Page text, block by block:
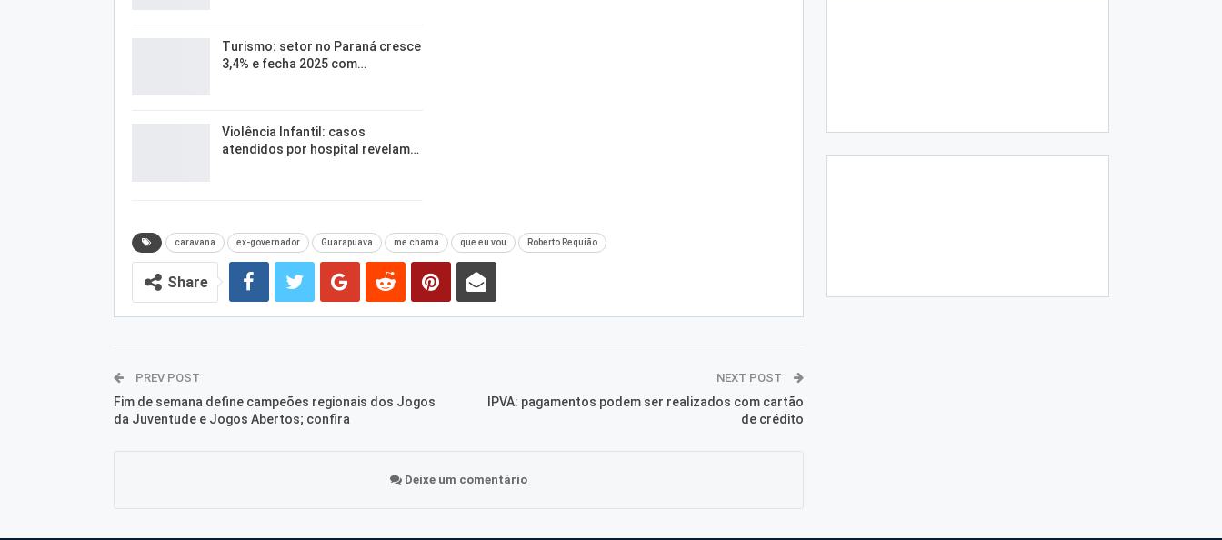
Turismo: setor no Paraná cresce
3,4% e fecha 2025 com…
Violência Infantil: casos
atendidos por hospital revelam…
caravana ex-governador Guarapuava me chama que eu vou Roberto Requião
Share
PREV POST
Fim de semana define campeões regionais dos Jogos
da Juventude e Jogos Abertos; confira
NEXT POST
IPVA: pagamentos podem ser realizados com cartão
de crédito
Deixe um comentário